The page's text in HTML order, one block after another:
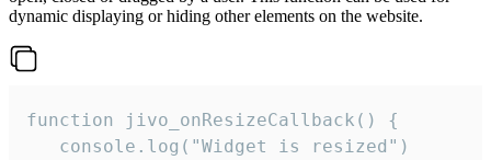
dynamic displaying or hiding other elements on the website.
function jivo_onResizeCallback() {
   console.log("Widget is resized")